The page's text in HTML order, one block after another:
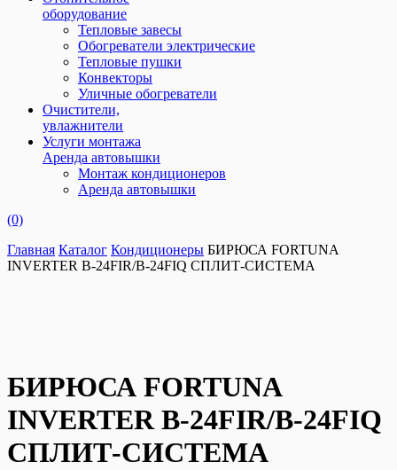
оборудование
Тепловые завесы
Обогреватели электрические
Тепловые пушки
Конвекторы
Уличные обогреватели
Очистители,
увлажнители
Услуги монтажа
Аренда автовышки
Монтаж кондиционеров
Аренда автовышки
(0)
Главная Каталог Кондиционеры БИРЮСА FORTUNA
INVERTER B-24FIR/B-24FIQ СПЛИТ-СИСТЕМА
БИРЮСА FORTUNA
INVERTER B-24FIR/B-24FIQ
СПЛИТ-СИСТЕМА